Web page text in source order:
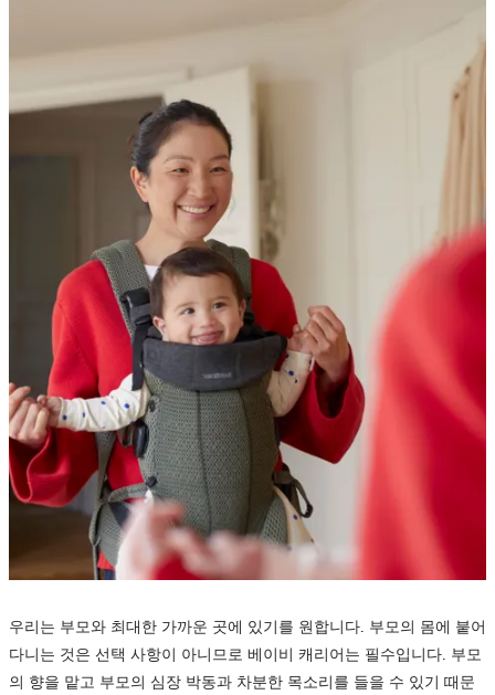
우리는 부모와 최대한 가까운 곳에 있기를 원합니다. 부모의 몸에 붙어
다니는 것은 선택 사항이 아니므로 베이비 캐리어는 필수입니다. 부모
의 향을 맡고 부모의 심장 박동과 차분한 목소리를 들을 수 있기 때문